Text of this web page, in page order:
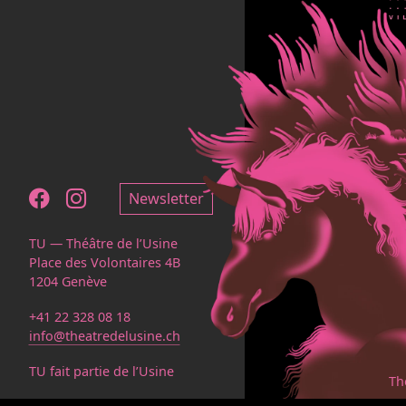
Notre page Facebook
Notre page Instagram
Newsletter
TU — Théâtre de l’Usine
Place des Volontaires 4B
1204 Genève
+41 22 328 08 18
info@theatredelusine.ch
TU fait partie de l’Usine